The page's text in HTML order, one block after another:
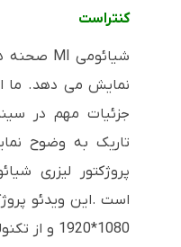
کنتراست
شیائومی MI صحنه
نمایش می دهد. ما
جزئیات مهم در
تاریک به وضوح
است .این ویدئو
1080*1920 و از تکنولوژی